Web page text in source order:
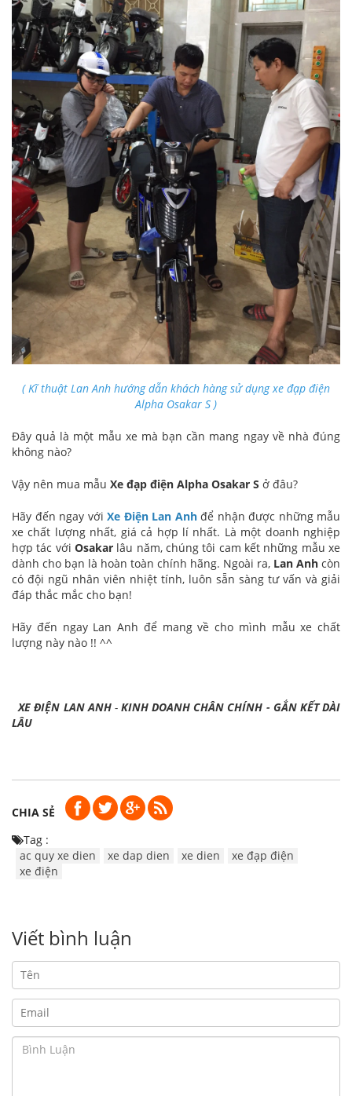
( Kĩ thuật Lan Anh hướng dẫn khách hàng sử dụng xe đạp điện
Alpha Osakar S )
Đây quả là một mẫu xe mà bạn cần mang ngay về nhà đúng
không nào?
Vậy nên mua mẫu Xe đạp điện Alpha Osakar S ở đâu?
Hãy đến ngay với Xe Điện Lan Anhđể nhận được những mẫu
xe chất lượng nhất, giá cả hợp lí nhất. Là một doanh nghiệp
hợp tác với Osakar lâu năm, chúng tôi cam kết những mẫu xe
dành cho bạn là hoàn toàn chính hãng. Ngoài ra, Lan Anh còn
có đội ngũ nhân viên nhiệt tính, luôn sẵn sàng tư vấn và giải
đáp thắc mắc cho bạn!
Hãy đến ngay Lan Anh để mang về cho mình mẫu xe chất
lượng này nào !! ^^
XE ĐIỆN LAN ANH -KINH DOANH CHÂN CHÍNH - GẮN KẾT DÀI
LÂU
CHIA SẺ
Tag :
ac quy xe dien
xe dap dien xe dien
xe đạp điện
xe điện
Viết bình luận